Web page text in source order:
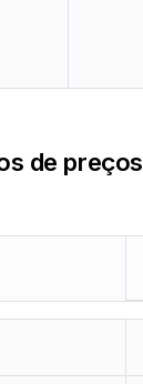
de preços